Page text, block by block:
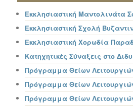
Εκκλησιαστική Μαντολινάτα
Εκκλησιαστική Σχολή
Εκκλησιαστική Χορωδία
Κατηχητικές Σύναξεις στο
Πρόγραμμα Θείων
Πρόγραμμα Θείων
Πρόγραμμα Θείων